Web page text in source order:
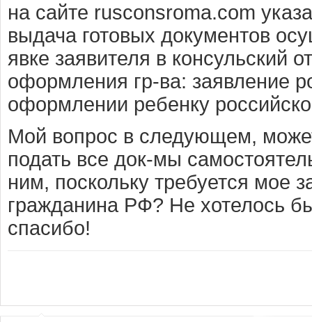
на сайте rusconsroma.com
выдача готовых документов
явке заявителя в консульский
оформления гр-ва: заявление
оформлении ребенку
Мой вопрос в следующем,
подать все док-мы
ним, поскольку требуется мое
гражданина РФ? Не хотелось
спасибо!